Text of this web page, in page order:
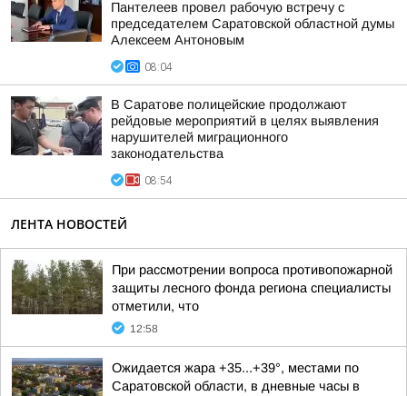
Пантелеев провел рабочую встречу с
председателем Саратовской областной думы
Алексеем Антоновым
08:04
В Саратове полицейские продолжают
рейдовые мероприятий в целях выявления
нарушителей миграционного
законодательства
08:54
ЛЕНТА НОВОСТЕЙ
При рассмотрении вопроса противопожарной
защиты лесного фонда региона специалисты
отметили, что
12:58
Ожидается жара +35...+39°, местами по
Саратовской области, в дневные часы в